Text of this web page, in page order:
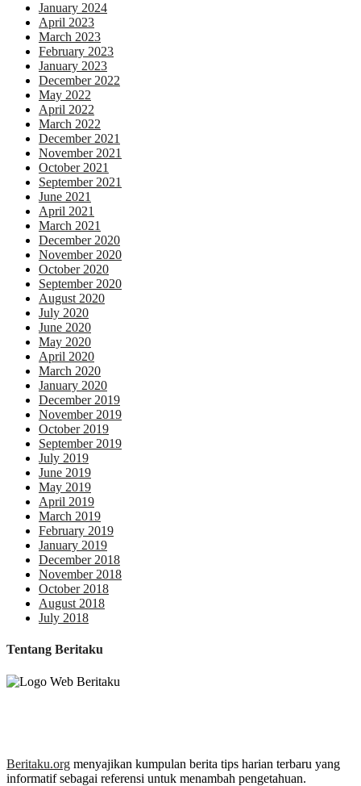
January 2024
April 2023
March 2023
February 2023
January 2023
December 2022
May 2022
April 2022
March 2022
December 2021
November 2021
October 2021
September 2021
June 2021
April 2021
March 2021
December 2020
November 2020
October 2020
September 2020
August 2020
July 2020
June 2020
May 2020
April 2020
March 2020
January 2020
December 2019
November 2019
October 2019
September 2019
July 2019
June 2019
May 2019
April 2019
March 2019
February 2019
January 2019
December 2018
November 2018
October 2018
August 2018
July 2018
Tentang Beritaku
Beritaku.org menyajikan kumpulan berita tips harian terbaru yang
informatif sebagai referensi untuk menambah pengetahuan.